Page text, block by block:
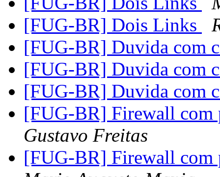
[FUG-BR] Dois Links
[FUG-BR] Duvida com
[FUG-BR] Duvida com
[FUG-BR] Duvida com
[FUG-BR] Firewall com
Gustavo Freitas
[FUG-BR] Firewall com